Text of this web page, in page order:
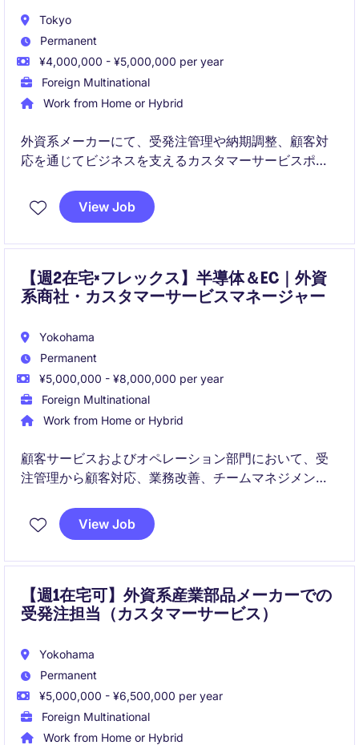
Tokyo
Permanent
¥4,000,000 - ¥5,000,000 per year
Foreign Multinational
Work from Home or Hybrid
外資系メーカーにて、受発注管理や納期調整、顧客対
応を通じてビジネスを支えるカスタマーサービスポジ
未経験からでも業務を習得できる体制が整っており、
中長期的に業務に取り組める方に適したポジションで
View Job
【週2在宅×フレックス】半導体＆EC｜外資
系商社・カスタマーサービスマネージャー
Yokohama
Permanent
¥5,000,000 - ¥8,000,000 per year
Foreign Multinational
Work from Home or Hybrid
顧客サービスおよびオペレーション部門において、受
注管理から顧客対応、業務改善、チームマネジメント
ペレーションを安定的に運営しながら、顧客満足度向
上やプロセス改善の推進にも関与いただくことが期待
View Job
【週1在宅可】外資系産業部品メーカーでの
受発注担当（カスタマーサービス）
Yokohama
Permanent
¥5,000,000 - ¥6,500,000 per year
Foreign Multinational
Work from Home or Hybrid